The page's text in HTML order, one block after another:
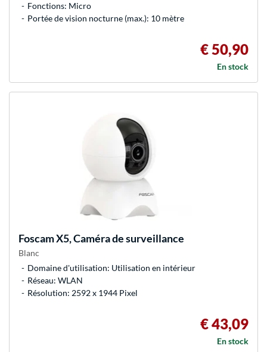
Fonctions: Micro
Portée de vision nocturne (max.): 10 mètre
€ 50,90
En stock
FoscamX5, Caméra de surveillance
Blanc
Domaine d'utilisation: Utilisation en intérieur
Réseau: WLAN
Résolution: 2592 x 1944 Pixel
€ 43,09
En stock